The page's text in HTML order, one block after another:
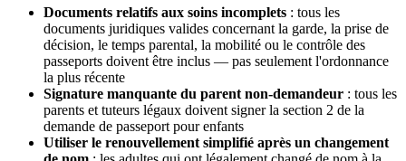
Documents relatifs aux soins incomplets : tous les
documents juridiques valides concernant la garde, la prise de
décision, le temps parental, la mobilité ou le contrôle des
passeports doivent être inclus — pas seulement l'ordonnance
la plus récente
Signature manquante du parent non-demandeur : tous les
parents et tuteurs légaux doivent signer la section 2 de la
demande de passeport pour enfants
Utiliser le renouvellement simplifié après un changement